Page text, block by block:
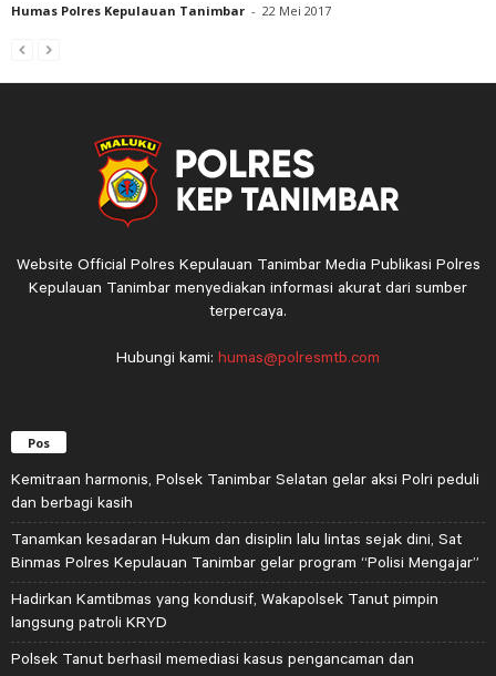
Humas Polres Kepulauan Tanimbar - 22 Mei 2017
Website Official Polres Kepulauan Tanimbar Media Publikasi Polres
Kepulauan Tanimbar menyediakan informasi akurat dari sumber
terpercaya.
Hubungi kami: humas@polresmtb.com
Pos
Kemitraan harmonis, Polsek Tanimbar Selatan gelar aksi Polri peduli
dan berbagi kasih
Tanamkan kesadaran Hukum dan disiplin lalu lintas sejak dini, Sat
Binmas Polres Kepulauan Tanimbar gelar program “Polisi Mengajar”
Hadirkan Kamtibmas yang kondusif, Wakapolsek Tanut pimpin
langsung patroli KRYD
Polsek Tanut berhasil memediasi kasus pengancaman dan